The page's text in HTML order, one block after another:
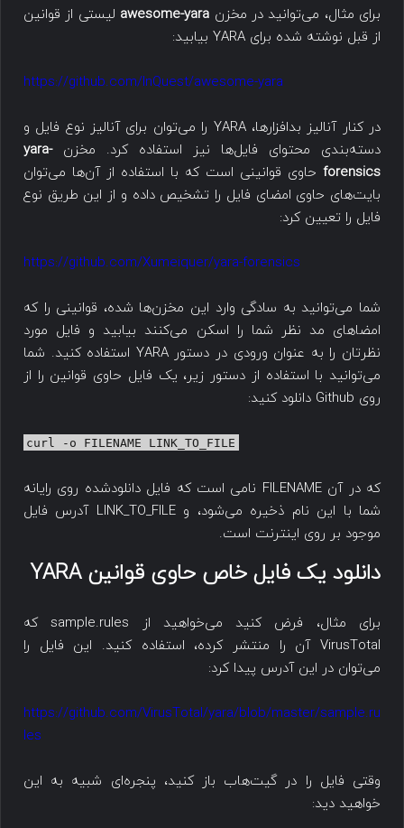
برای مثال، می‌توانید در مخزن awesome-yara لیستی از قوانین
از قبل نوشته شده برای YARA بیابید:
https://github.com/InQuest/awesome-yara
در کنار آنالیز بدافزارها، YARA را می‌توان برای آنالیز نوع فایل و
دسته‌بندی محتوای فایل‌ها نیز استفاده کرد. مخزنyara-
forensics حاوی قوانینی است که با استفاده از آن‌ها می‌توان
بایت‌های حاوی امضای فایل را تشخیص داده و از این طریق نوع
فایل را تعیین کرد:
https://github.com/Xumeiquer/yara-forensics
شما می‌توانید به سادگی وارد این مخزن‌ها شده، قوانینی را که
امضاهای مد نظر شما را اسکن می‌کنند بیابید و فایل مورد
نظرتان را به عنوان ورودی در دستور YARA استفاده کنید. شما
می‌توانید با استفاده از دستور زیر، یک فایل حاوی قوانین را از
روی Github دانلود کنید:
curl -o FILENAME LINK_TO_FILE
که در آن FILENAME نامی است که فایل دانلودشده روی رایانه
شما با این نام ذخیره می‌شود، و LINK_TO_FILE آدرس فایل
موجود بر روی اینترنت است.
دانلود یک فایل خاص حاوی قوانین YARA
برای مثال، فرض کنید می‌خواهید از sample.rules که
VirusTotal آن را منتشر کرده، استفاده کنید. این فایل را
می‌توان در این آدرس پیدا کرد:
https://github.com/VirusTotal/yara/blob/master/sample.ru
les
وقتی فایل را در گیت‌هاب باز کنید، پنجره‌ای شبیه به این
خواهید دید: